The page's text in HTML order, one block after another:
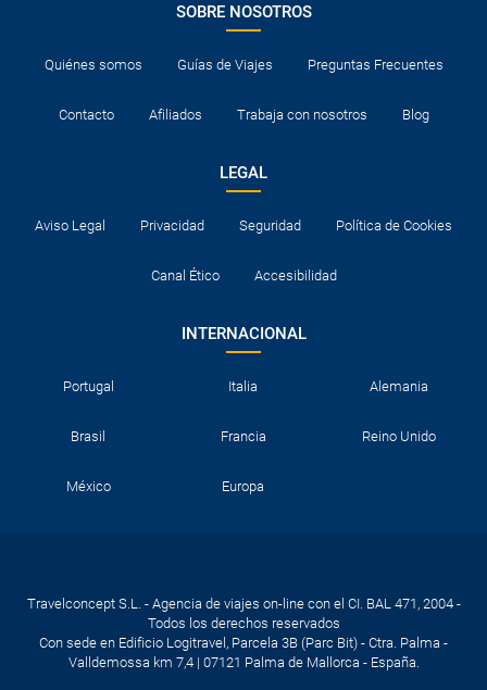
SOBRE NOSOTROS
Quiénes somos Guías de Viajes Preguntas Frecuentes
Contacto Afiliados Trabaja con nosotros Blog
LEGAL
Aviso Legal Privacidad Seguridad Política de Cookies
Canal Ético Accesibilidad
INTERNACIONAL
Portugal Italia Alemania
Brasil Francia Reino Unido
México Europa
Travelconcept S.L. - Agencia de viajes on-line con el CI. BAL 471, 2004 -
Todos los derechos reservados
Con sede en Edificio Logitravel, Parcela 3B (Parc Bit) - Ctra. Palma -
Valldemossa km 7,4 | 07121 Palma de Mallorca - España.